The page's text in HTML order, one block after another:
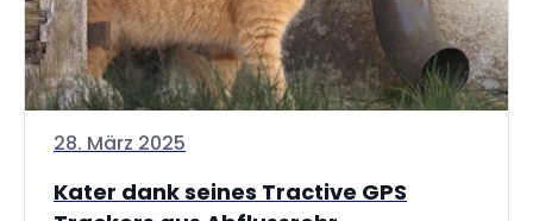
28. März 2025
Kater dank seines Tractive GPS